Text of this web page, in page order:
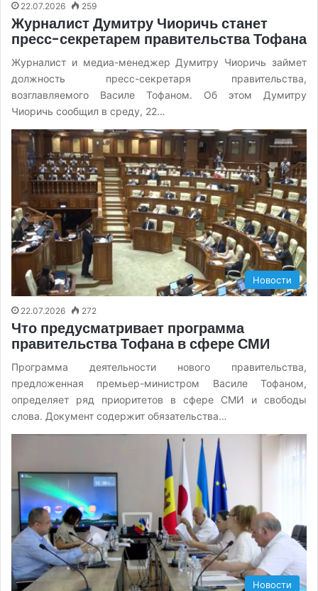
22.07.2026 259
Журналист Думитру Чиоричь станет
пресс-секретарем правительства Тофана
Журналист и медиа-менеджер Думитру Чиоричь займет
должность пресс-секретаря правительства,
возглавляемого Василе Тофаном. Об этом Думитру
Чиоричь сообщил в среду, 22…
Новости
22.07.2026 272
Что предусматривает программа
правительства Тофана в сфере СМИ
Программа деятельности нового правительства,
предложенная премьер-министром Василе Тофаном,
определяет ряд приоритетов в сфере СМИ и свободы
слова. Документ содержит обязательства…
Новости